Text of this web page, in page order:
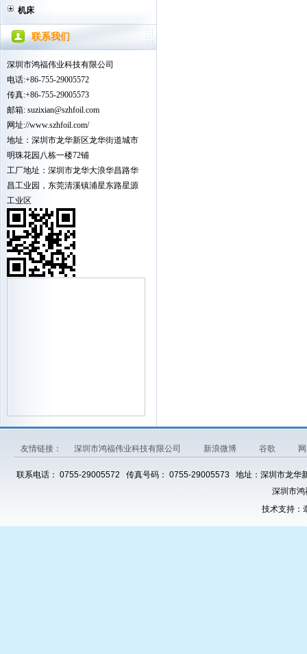
机床
联系我们
深圳市鸿福伟业科技有限公司
电话:+86-755-29005572
传真:+86-755-29005573
邮箱: suzixian@szhfoil.com
网址://www.szhfoil.com/
地址：深圳市龙华新区龙华街道城市
明珠花园八栋一楼72铺
工厂地址：深圳市龙华大浪华昌路华
昌工业园，东莞清溪镇浦星东路星源
工业区
友情链接： 深圳市鸿福伟业科技有限公司 新浪微博 谷歌
联系电话： 0755-29005572 传真号码： 0755-29005573 地址：深圳市龙华
深圳市鸿
技术支持：